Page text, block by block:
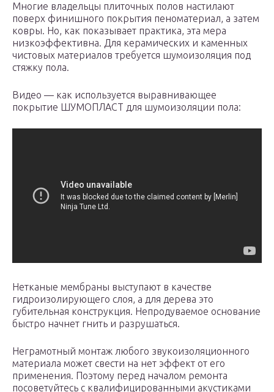
Многие владельцы плиточных полов настилают
поверх финишного покрытия пеноматериал, а затем
ковры. Но, как показывает практика, эта мера
низкоэффективна. Для керамических и каменных
чистовых материалов требуется шумоизоляция под
стяжку пола.
Видео — как используется выравнивающее
покрытие ШУМОПЛАСТ для шумоизоляции пола:
Нетканые мембраны выступают в качестве
гидроизолирующего слоя, а для дерева это
губительная конструкция. Непродуваемое основание
быстро начнет гнить и разрушаться.
Неграмотный монтаж любого звукоизоляционного
материала может свести на нет эффект от его
применения. Поэтому перед началом ремонта
посоветуйтесь с квалифицированными акустиками